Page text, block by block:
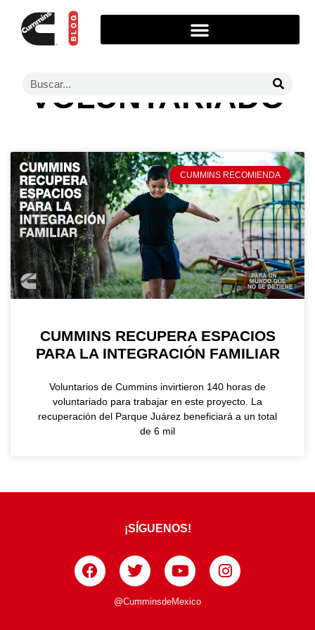
VOLUNTARIADO
CUMMINS RECOMIENDA
CUMMINS RECUPERA ESPACIOS
PARA LA INTEGRACIÓN FAMILIAR
Voluntarios de Cummins invirtieron 140 horas de
voluntariado para trabajar en este proyecto. La
recuperación del Parque Juárez beneficiará a un total
de 6 mil
¡SÍGUENOS!
@CumminsdeMexico